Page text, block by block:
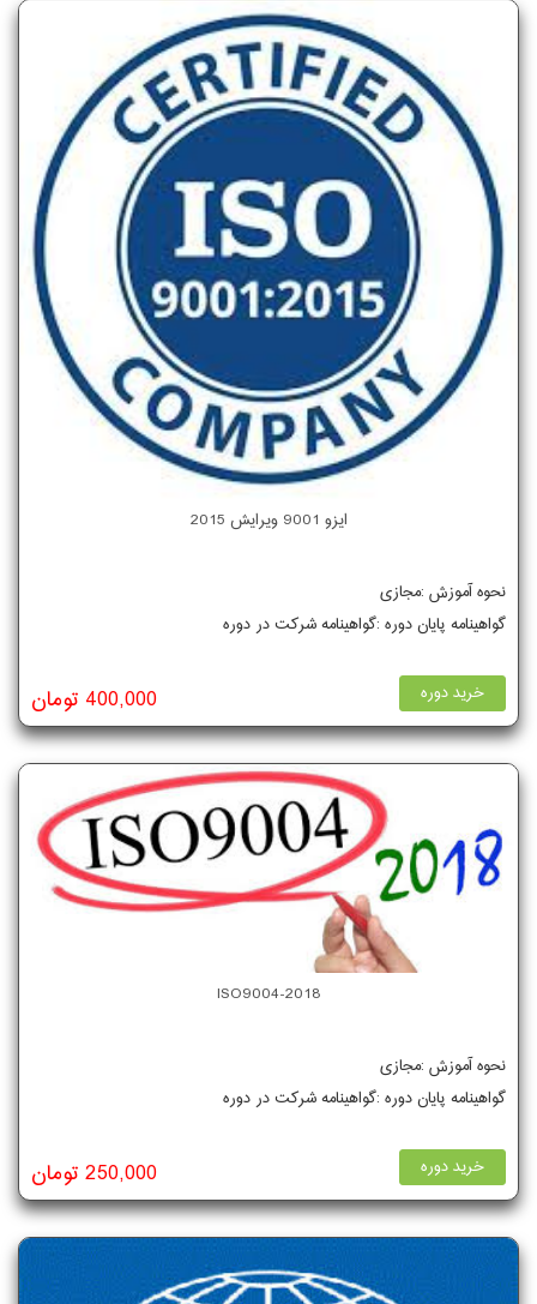
ایزو 9001 ویرایش 2015
نحوه آموزش :مجازی
گواهینامه پایان دوره :گواهینامه شرکت در دوره
خرید دوره 400,000 تومان
ISO9004-2018
نحوه آموزش :مجازی
گواهینامه پایان دوره :گواهینامه شرکت در دوره
خرید دوره 250,000 تومان